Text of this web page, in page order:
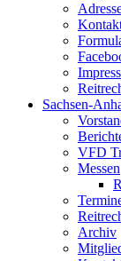
Sachsen-
VFD
Messen
Archiv